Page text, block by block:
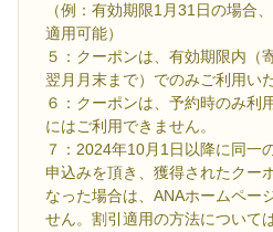
（例：有効期限1月31日の場合
適用可能）
５：クーポンは、有効期限内（
翌月月末まで）でのみご利用い
６：クーポンは、予約時のみ利
にはご利用できません。
７：2024年10月1日以降に同一
申込みを頂き、獲得されたクー
なった場合は、ANAホームペー
せん。割引適用の方法について